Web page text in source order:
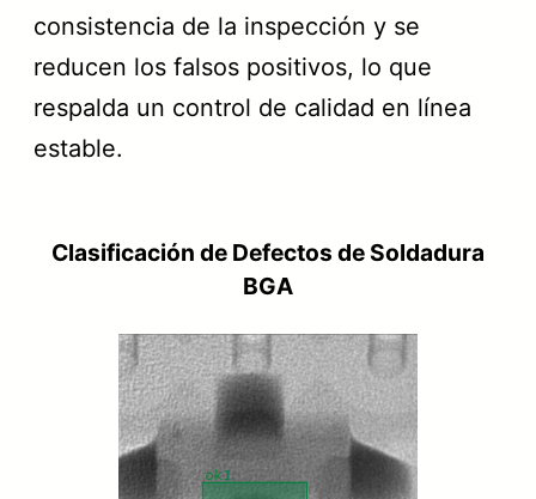
consistencia de la inspección y se
reducen los falsos positivos, lo que
respalda un control de calidad en línea
estable.
Clasificación de Defectos de Soldadura
BGA